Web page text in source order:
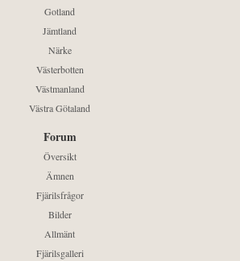
Gotland
Jämtland
Närke
Västerbotten
Västmanland
Västra Götaland
Forum
Översikt
Ämnen
Fjärilsfrågor
Bilder
Allmänt
Fjärilsgalleri